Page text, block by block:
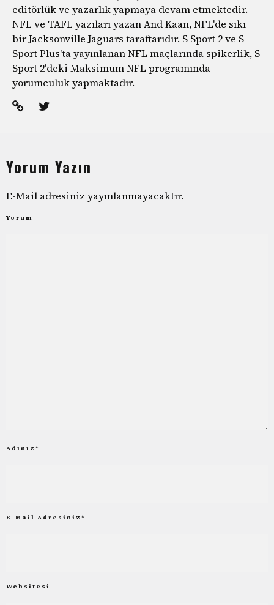
editörlük ve yazarlık yapmaya devam etmektedir.
NFL ve TAFL yazıları yazan And Kaan, NFL'de sıkı
bir Jacksonville Jaguars taraftarıdır. S Sport 2 ve S
Sport Plus'ta yayınlanan NFL maçlarında spikerlik, S
Sport 2'deki Maksimum NFL programında
yorumculuk yapmaktadır.
Yorum Yazın
E-Mail adresiniz yayınlanmayacaktır.
Yorum
Adınız *
E-Mail Adresiniz *
Websitesi